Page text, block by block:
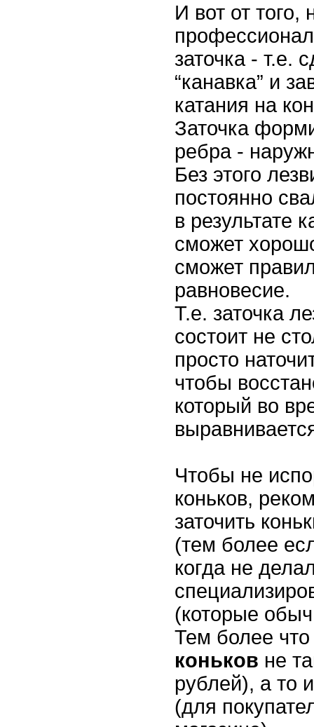
И вот от того,
заточка - т.е.
“канавка” и
катания на
Заточка
ребра -
Без этого
постоянно
в результате
сможет
сможет
равновесие.
Т.е. заточка
состоит не
просто
чтобы
который во
Чтобы не
коньков,
заточить
(тем более
когда не
(которые
Тем более что
коньков не
рублей), а то
(для